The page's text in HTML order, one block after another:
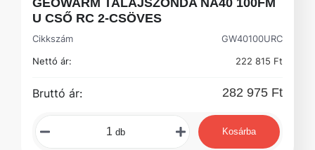
GEOWARM TALAJSZONDA NA40 100FM
U CSŐ RC 2-CSÖVES
Cikkszám
GW40100URC
Nettó ár:
222 815 Ft
Bruttó ár: 282 975 Ft
db Kosárba